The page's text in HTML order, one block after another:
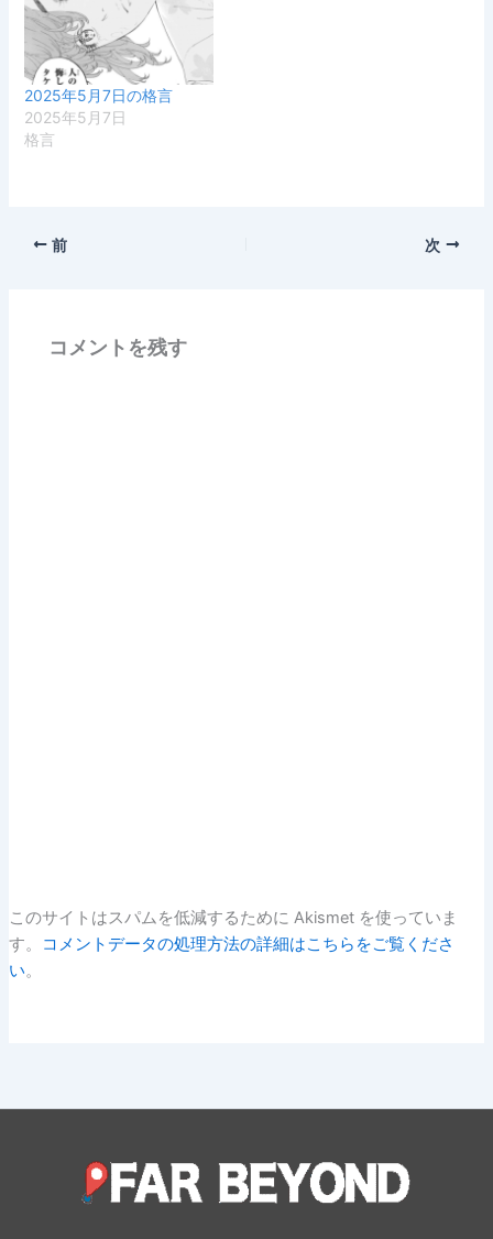
2025年5月7日の格言
2025年5月7日
格言
前 次
コメントを残す
このサイトはスパムを低減するために Akismet を使っていま
す。
コメントデータの処理方法の詳細はこちらをご覧くださ
い。